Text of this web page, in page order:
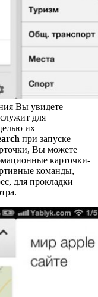
Вы увидете
для
их
при запуске
Вы можете
карточки-
команды,
для прокладки